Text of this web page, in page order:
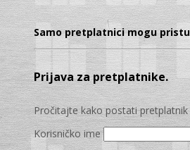
Samo pretplatnici mogu
Prijava za pretplatnike.
Pročitajte kako postati pretplatnik
Korisničko ime